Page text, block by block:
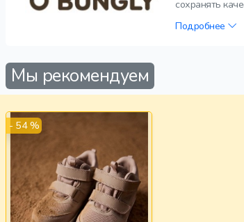
сохранять
Подробнее
Мы рекомендуем
- 54 %